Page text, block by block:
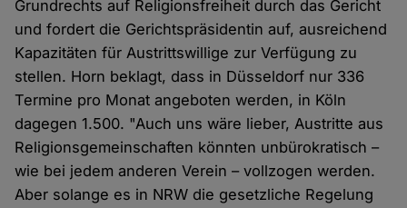
Grundrechts auf Religionsfreiheit durch das Gericht
und fordert die Gerichtspräsidentin auf, ausreichend
Kapazitäten für Austrittswillige zur Verfügung zu
stellen. Horn beklagt, dass in Düsseldorf nur 336
Termine pro Monat angeboten werden, in Köln
dagegen 1.500. "Auch uns wäre lieber, Austritte aus
Religionsgemeinschaften könnten unbürokratisch –
wie bei jedem anderen Verein – vollzogen werden.
Aber solange es in NRW die gesetzliche Regelung